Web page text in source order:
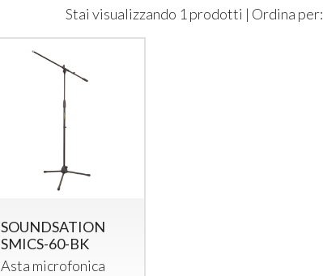
Stai visualizzando 1 prodotti | Ordina per:
SOUNDSATION
SMICS-60-BK
Asta microfonica